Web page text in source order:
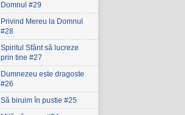
Domnul #29
Privind Mereu la Domnul
#28
Spiritul Sfânt să lucreze
prin tine #27
Dumnezeu este dragoste
#26
Să biruim în pustie #25